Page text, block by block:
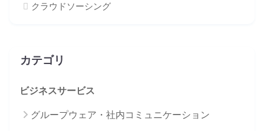
クラウドソーシング
カテゴリ
ビジネスサービス
グループウェア・社内コミュニケーション